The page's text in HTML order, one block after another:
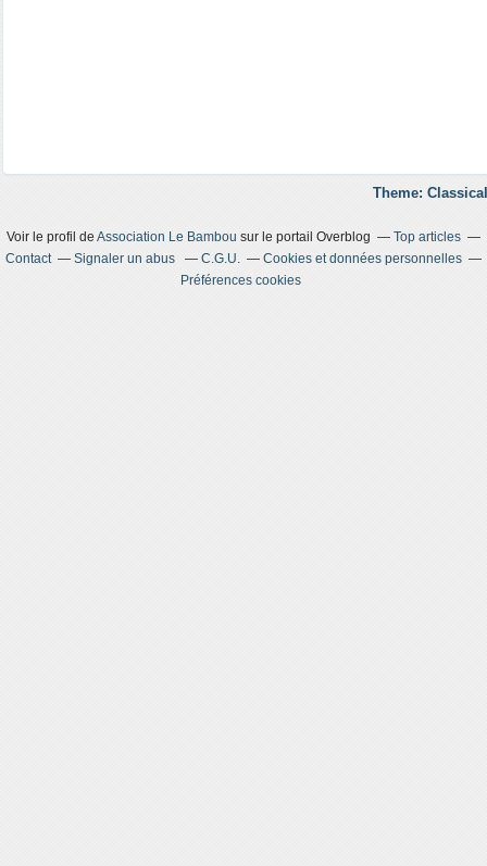
Theme:
Voir le profil deAssociation Le Bambou sur le portail Overblog
Top articles
Contact
Signaler un abus C.G.U.
Cookies et données personnelles
Préférences cookies